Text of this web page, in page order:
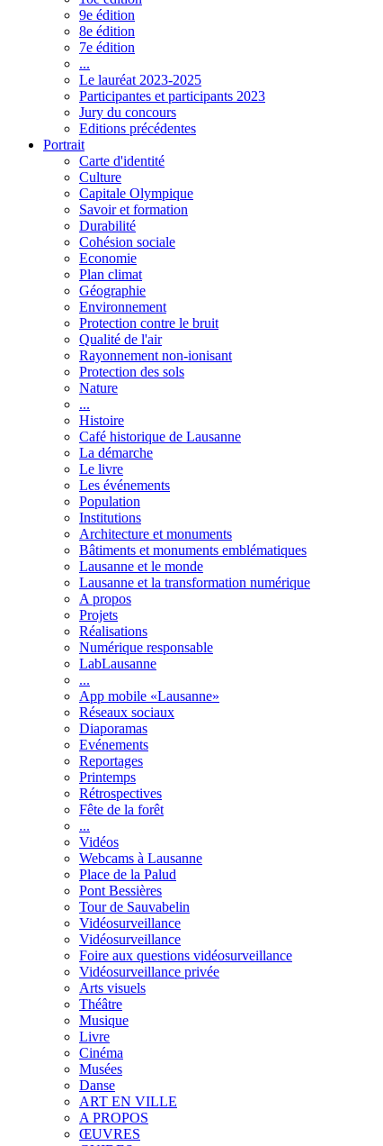
9e édition
8e édition
7e édition
...
Le lauréat 2023-2025
Participantes et participants 2023
Jury du concours
Editions précédentes
Portrait
Carte d'identité
Culture
Capitale Olympique
Savoir et formation
Durabilité
Cohésion sociale
Economie
Plan climat
Géographie
Environnement
Protection contre le bruit
Qualité de l'air
Rayonnement non-ionisant
Protection des sols
Nature
...
Histoire
Café historique de Lausanne
La démarche
Le livre
Les événements
Population
Institutions
Architecture et monuments
Bâtiments et monuments emblématiques
Lausanne et le monde
Lausanne et la transformation numérique
A propos
Projets
Réalisations
Numérique responsable
LabLausanne
...
App mobile «Lausanne»
Réseaux sociaux
Diaporamas
Evénements
Reportages
Printemps
Rétrospectives
Fête de la forêt
...
Vidéos
Webcams à Lausanne
Place de la Palud
Pont Bessières
Tour de Sauvabelin
Vidéosurveillance
Vidéosurveillance
Foire aux questions vidéosurveillance
Vidéosurveillance privée
Arts visuels
Théâtre
Musique
Livre
Cinéma
Musées
Danse
ART EN VILLE
A PROPOS
ŒUVRES